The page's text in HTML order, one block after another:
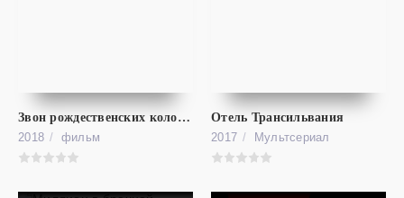
Звон рождественских колоколов
2018
фильм
Отель Трансильвания
2017
Мультсериал